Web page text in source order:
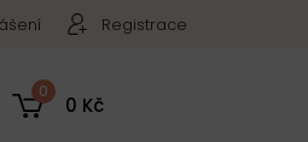
Registrace
0
0 Kč